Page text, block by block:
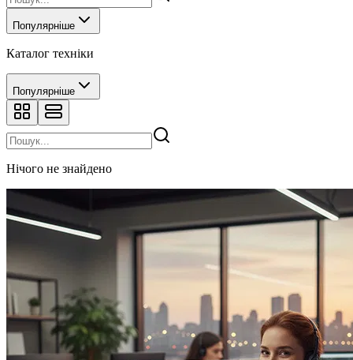
Популярніше
Каталог техніки
Популярніше
Нічого не знайдено